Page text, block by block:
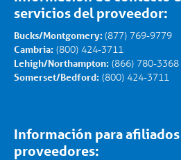
servicios del proveedor:
Bucks/Montgomery: (877) 769-9779
Cambria: (800) 424-3711
Lehigh/Northampton: (866) 780-3368
Somerset/Bedford: (800) 424-3711
Información para
proveedores: